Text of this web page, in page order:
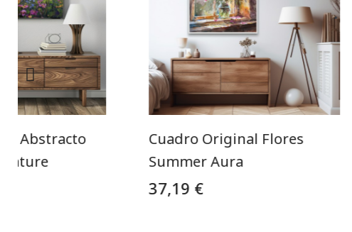
Abstracto
Cuadro Original Flores
Summer Aura
37,19 €